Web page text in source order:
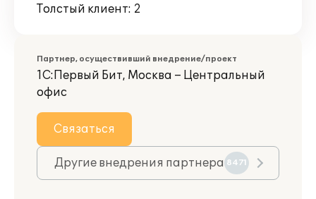
Толстый клиент: 2
Партнер, осуществивший внедрение/проект
1С:Первый Бит, Москва – Центральный
офис
Связаться
Другие внедрения партнера 8471